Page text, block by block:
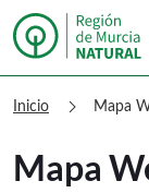
Murcia
Inicio chevron_right Mapa
Mapa